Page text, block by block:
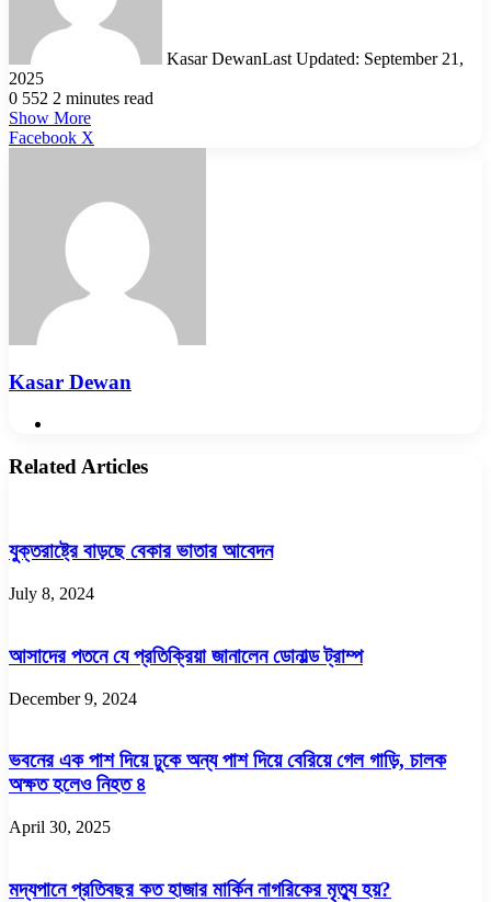
Kasar DewanLast Updated: September 21,
2025
0 552 2 minutes read
Show More
Facebook X
Kasar Dewan
Related Articles
যুক্তরাষ্ট্রে বাড়ছে বেকার ভাতার আবেদন
July 8, 2024
আসাদের পতনে যে প্রতিক্রিয়া জানালেন ডোনাল্ড ট্রাম্প
December 9, 2024
ভবনের এক পাশ দিয়ে ঢুকে অন্য পাশ দিয়ে বেরিয়ে গেল গাড়ি, চালক
অক্ষত হলেও নিহত ৪
April 30, 2025
মদ্যপানে প্রতিবছর কত হাজার মার্কিন নাগরিকের মৃত্যু হয়?